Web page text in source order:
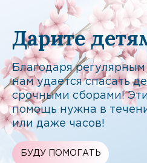
Дарите
Благодаря
нам удается спасать
срочными сборами!
помощь нужна в
или даже часов!
БУДУ ПОМОГАТЬ